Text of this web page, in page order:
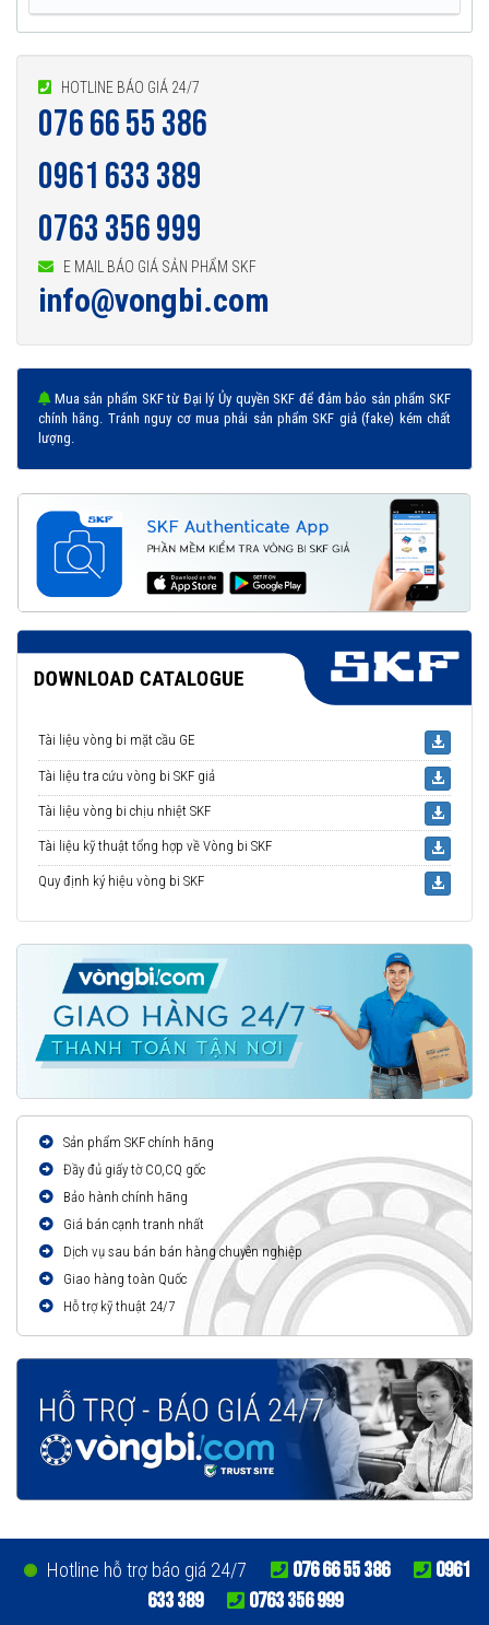
HOTLINE BÁO GIÁ 24/7
076 66 55 386
0961 633 389
0763 356 999
E MAIL BÁO GIÁ SẢN PHẨM SKF
info@vongbi.com
Mua sản phẩm SKF từ Đại lý Ủy quyền SKF để đảm bảo sản phẩm SKF
chính hãng. Tránh nguy cơ mua phải sản phẩm SKF giả (fake) kém chất
lượng.
Tài liệu vòng bi mặt cầu GE
Tài liệu tra cứu vòng bi SKF giả
Tài liệu vòng bi chịu nhiệt SKF
Tài liệu kỹ thuật tổng hợp về Vòng bi SKF
Quy định ký hiệu vòng bi SKF
Sản phẩm SKF chính hãng
Đầy đủ giấy tờ CO,CQ gốc
Bảo hành chính hãng
Giá bán cạnh tranh nhất
Dịch vụ sau bán bán hàng chuyên nghiệp
Giao hàng toàn Quốc
Hỗ trợ kỹ thuật 24/7
Hotline hỗ trợ báo giá 24/7 076 66 55 386
0961
633 389
0763 356 999